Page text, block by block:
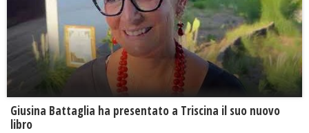
Giusina Battaglia ha presentato a Triscina il suo nuovo
libro